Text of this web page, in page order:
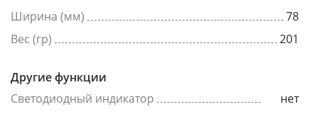
Ширина (мм)
78
Вес (гр)
201
Другие функции
Светодиодный индикатор
нет